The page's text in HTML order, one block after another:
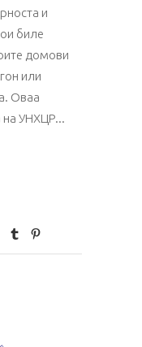
и
биле
домови
или
Оваа
на УНХЦР